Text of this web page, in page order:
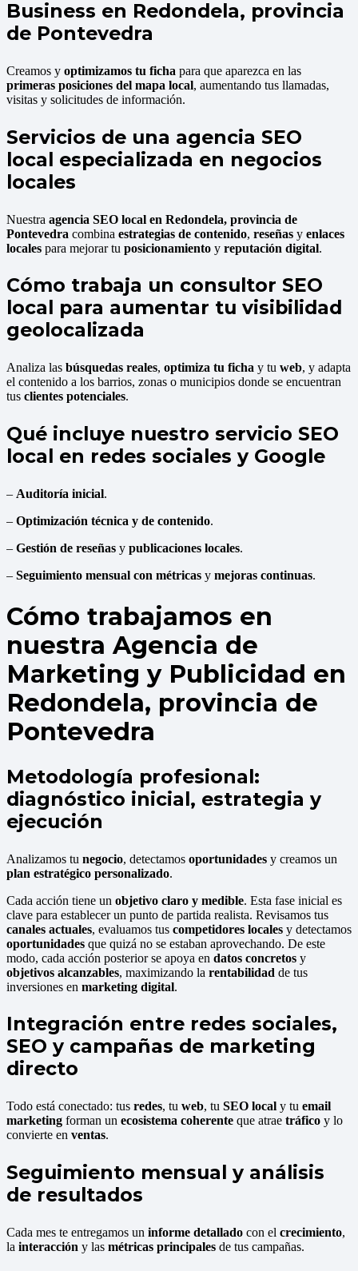
Business en Redondela, provincia
de Pontevedra
Creamos y optimizamos tu ficha para que aparezca en las
primeras posiciones del mapa local, aumentando tus llamadas,
visitas y solicitudes de información.
Servicios de una agencia SEO
local especializada en negocios
locales
Nuestra agencia SEO local en Redondela, provincia de
Pontevedra combina estrategias de contenido, reseñas y enlaces
locales para mejorar tu posicionamiento y reputación digital.
Cómo trabaja un consultor SEO
local para aumentar tu visibilidad
geolocalizada
Analiza las búsquedas reales, optimiza tu ficha y tu web, y adapta
el contenido a los barrios, zonas o municipios donde se encuentran
tus clientes potenciales.
Qué incluye nuestro servicio SEO
local en redes sociales y Google
– Auditoría inicial.
– Optimización técnica y de contenido.
– Gestión de reseñas y publicaciones locales.
– Seguimiento mensual con métricas y mejoras continuas.
Cómo trabajamos en
nuestra Agencia de
Marketing y Publicidad en
Redondela, provincia de
Pontevedra
Metodología profesional:
diagnóstico inicial, estrategia y
ejecución
Analizamos tu negocio, detectamos oportunidades y creamos un
plan estratégico personalizado.
Cada acción tiene un objetivo claro y medible. Esta fase inicial es
clave para establecer un punto de partida realista. Revisamos tus
canales actuales, evaluamos tus competidores locales y detectamos
oportunidades que quizá no se estaban aprovechando. De este
modo, cada acción posterior se apoya en datos concretos y
objetivos alcanzables, maximizando la rentabilidad de tus
inversiones en marketing digital.
Integración entre redes sociales,
SEO y campañas de marketing
directo
Todo está conectado: tus redes, tu web, tu SEO local y tu email
marketing forman un ecosistema coherente que atrae tráfico y lo
convierte en ventas.
Seguimiento mensual y análisis
de resultados
Cada mes te entregamos un informe detallado con el crecimiento,
la interacción y las métricas principales de tus campañas.